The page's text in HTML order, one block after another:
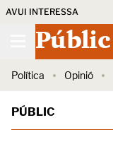
AVUI INTERESSA
Públic
Política Opinió
PÚBLIC